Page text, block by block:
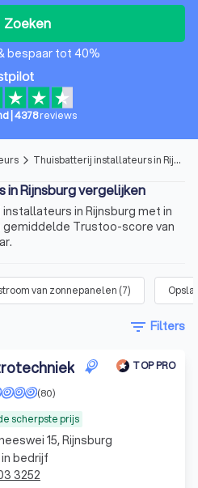
Zoeken
bespaar tot 40%
| 4378 reviews
arrow_forward_ios Thuisbatterij installateurs in Rijnsburg
Rijnsburg vergelijken
in Rijnsburg met in
gemiddelde Trustoo-score van
van zonnepanelen (7)
filter_list Filters
TOP PRO
scherpste prijs
(80)
15, Rijnsburg
in bedrijf
3252